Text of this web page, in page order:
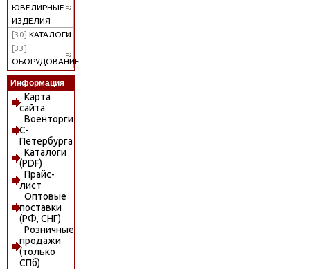
ЮВЕЛИРНЫЕ
ИЗДЕЛИЯ
[30] КАТАЛОГИ
[33]
ОБОРУДОВАНИЕ
Информация
Карта
сайта
Военторги
С-
Петербурга
Каталоги
(PDF)
Прайс-
лист
Оптовые
поставки
(РФ, СНГ)
Розничные
продажи
(только
СПб)